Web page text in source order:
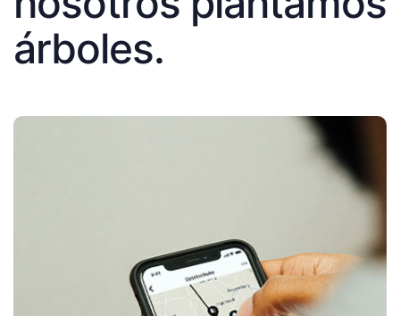
árboles.